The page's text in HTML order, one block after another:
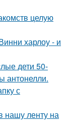
целую
харлоу - и
дети 50-
антонелли.
с
нашу ленту на